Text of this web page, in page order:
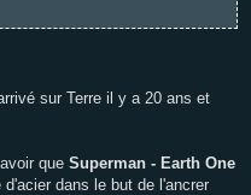
sur Terre il y a 20 ans et
que Superman - Earth One
dans le but de l'ancrer